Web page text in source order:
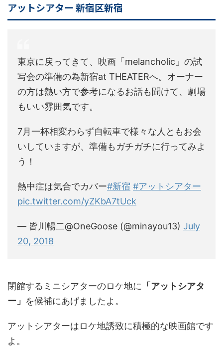
アットシアター 新宿区新宿
東京に戻ってきて、映画「melancholic」の試
写会の準備の為新宿at THEATERへ。オーナー
の方は熱い方で参考になるお話も聞けて、劇場
もいい雰囲気です。
7月一杯相変わらず自転車で様々な人ともお会
いしていますが、準備もガチガチに行ってみよ
う！
熱中症は気合でカバー#新宿 #アットシアター
pic.twitter.com/yZKbA7tUck
— 皆川暢二@OneGoose (@minayou13) July
20, 2018
閉館するミニシアターのロケ地に 「アットシアタ
ー」 を候補にあげましたよ。
アットシアターはロケ地誘致に積極的な映画館です
よ。